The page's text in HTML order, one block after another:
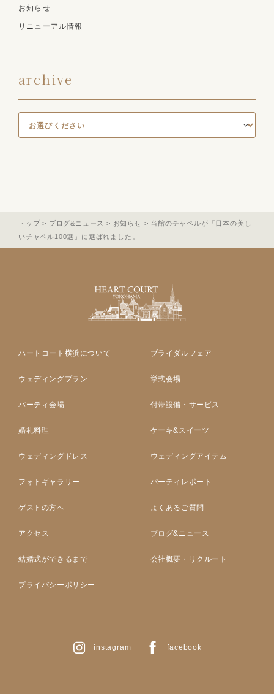
お知らせ
リニューアル情報
archive
トップ > ブログ&ニュース > お知らせ > 当館のチャペルが「日本の美し
いチャペル100選」に選ばれました。
ハートコート横浜について ブライダルフェア
ウェディングプラン 挙式会場
パーティ会場 付帯設備・サービス
婚礼料理 ケーキ&スイーツ
ウェディングドレス ウェディングアイテム
フォトギャラリー パーティレポート
ゲストの方へ よくあるご質問
アクセス ブログ&ニュース
結婚式ができるまで 会社概要・リクルート
プライバシーポリシー